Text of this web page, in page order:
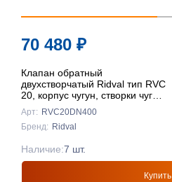
70 480 ₽
Клапан обратный
двухстворчатый Ridval тип RVC
20, корпус чугун, створки чуг
DN400 КРАСНЫЙ
Арт: RVC20DN400
Бренд: Ridval
Купить
Наличие:7 шт.